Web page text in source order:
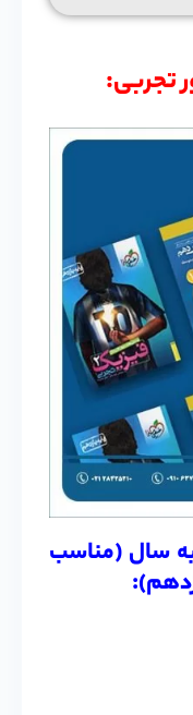
تجربی:
سال (مناسب